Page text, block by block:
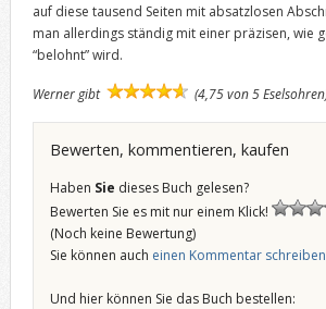
auf diese tausend Seiten mit absatzlosen
man allerdings ständig mit einer präzisen, wie
“belohnt” wird.
Werner gibt (4,75 von 5
Bewerten, kommentieren, kaufen
Haben Sie dieses Buch gelesen?
Bewerten Sie es mit nur einem Klick!
(Noch keine Bewertung)
Sie können auch einen Kommentar schreiben
Und hier können Sie das Buch bestellen: